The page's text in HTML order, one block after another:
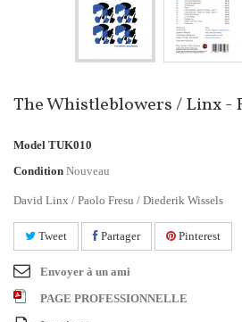
The Whistleblowers / Linx -
Model TUK010
Condition Nouveau
David Linx / Paolo Fresu / Diederik Wissels
Tweet Partager Pinterest
Envoyer à un ami
PAGE PROFESSIONNELLE